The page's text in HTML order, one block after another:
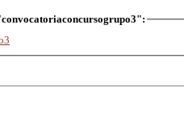
de la búsqueda para "convocatoriaconcursogrupo3":